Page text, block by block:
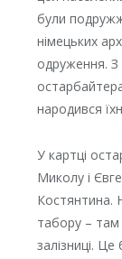
були
німецьких
одруження.
народився
У картці
Миколу і
Костянтина.
табору – там
залізниці.